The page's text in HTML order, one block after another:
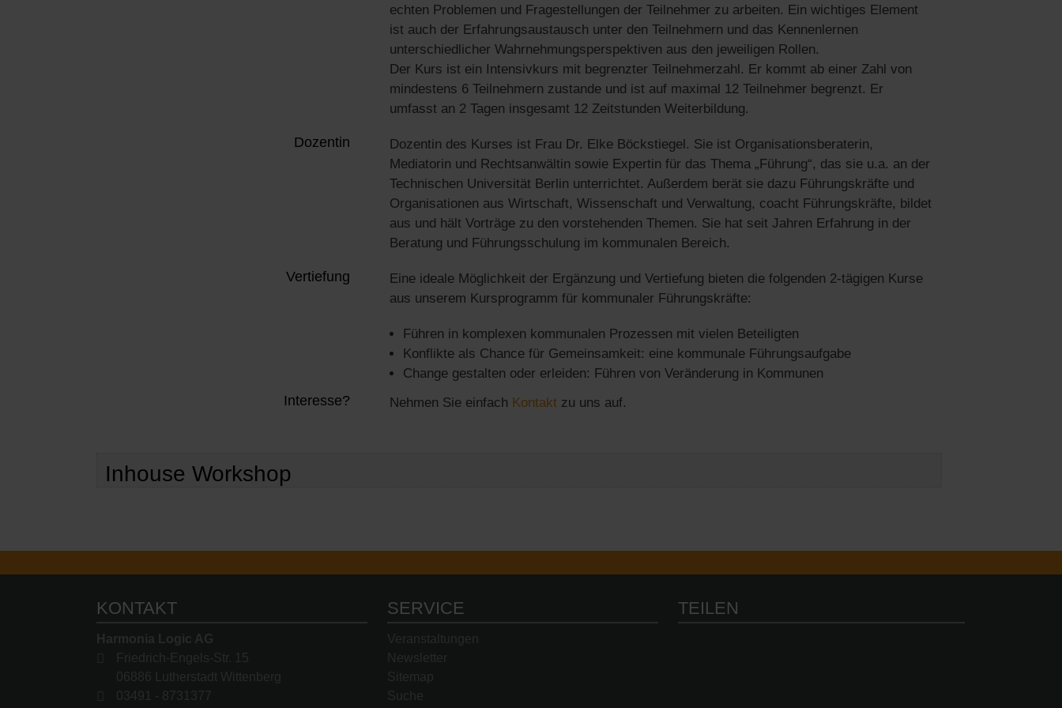
echten Problemen und Fragestellungen der Teilnehmer zu arbeiten. Ein wichtiges Element
ist auch der Erfahrungsaustausch unter den Teilnehmern und das Kennenlernen
unterschiedlicher Wahrnehmungsperspektiven aus den jeweiligen Rollen.
Der Kurs ist ein Intensivkurs mit begrenzter Teilnehmerzahl. Er kommt ab einer Zahl von
mindestens 6 Teilnehmern zustande und ist auf maximal 12 Teilnehmer begrenzt. Er
umfasst an 2 Tagen insgesamt 12 Zeitstunden Weiterbildung.
Dozentin
Dozentin des Kurses ist Frau Dr. Elke Böckstiegel. Sie ist Organisationsberaterin,
Mediatorin und Rechtsanwältin sowie Expertin für das Thema „Führung“, das sie u.a. an der
Technischen Universität Berlin unterrichtet. Außerdem berät sie dazu Führungskräfte und
Organisationen aus Wirtschaft, Wissenschaft und Verwaltung, coacht Führungskräfte, bildet
aus und hält Vorträge zu den vorstehenden Themen. Sie hat seit Jahren Erfahrung in der
Beratung und Führungsschulung im kommunalen Bereich.
Vertiefung
Eine ideale Möglichkeit der Ergänzung und Vertiefung bieten die folgenden 2-tägigen Kurse
aus unserem Kursprogramm für kommunaler Führungskräfte:
Führen in komplexen kommunalen Prozessen mit vielen Beteiligten
Konflikte als Chance für Gemeinsamkeit: eine kommunale Führungsaufgabe
Change gestalten oder erleiden: Führen von Veränderung in Kommunen
Interesse? Nehmen Sie einfach Kontakt zu uns auf.
Inhouse Workshop
KONTAKT
Harmonia Logic AG
Friedrich-Engels-Str. 15
06886 Lutherstadt Wittenberg
03491 - 8731377
SERVICE
Navigation
überspringen
Veranstaltungen
Newsletter
Sitemap
Suche
TEILEN